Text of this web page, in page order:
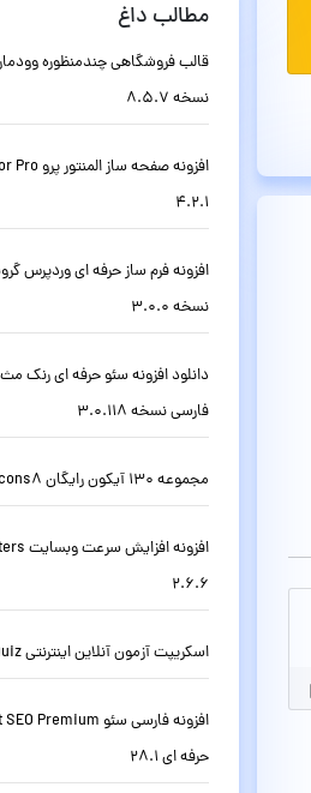
مطالب داغ
نسخه 8.5.7
4.2.1
نسخه 3.0.0
فارسی نسخه 3.0.118
مجموعه 130 آیکون رایگان Icons8 به صورت SVG
2.6.6
اسکریپت آزمون آنلاین اینترنتی ProQuiz نسخه 2.0.2
حرفه ای 28.1